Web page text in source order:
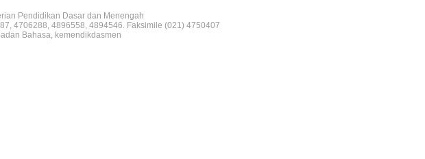
Pendidikan Dasar dan Menengah
4706288, 4896558, 4894546. Faksimile (021) 4750407
Bahasa, kemendikdasmen